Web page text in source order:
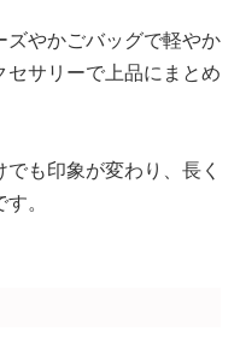
やかごバッグで軽やか
サリーで上品にまとめ
も印象が変わり、長く
。